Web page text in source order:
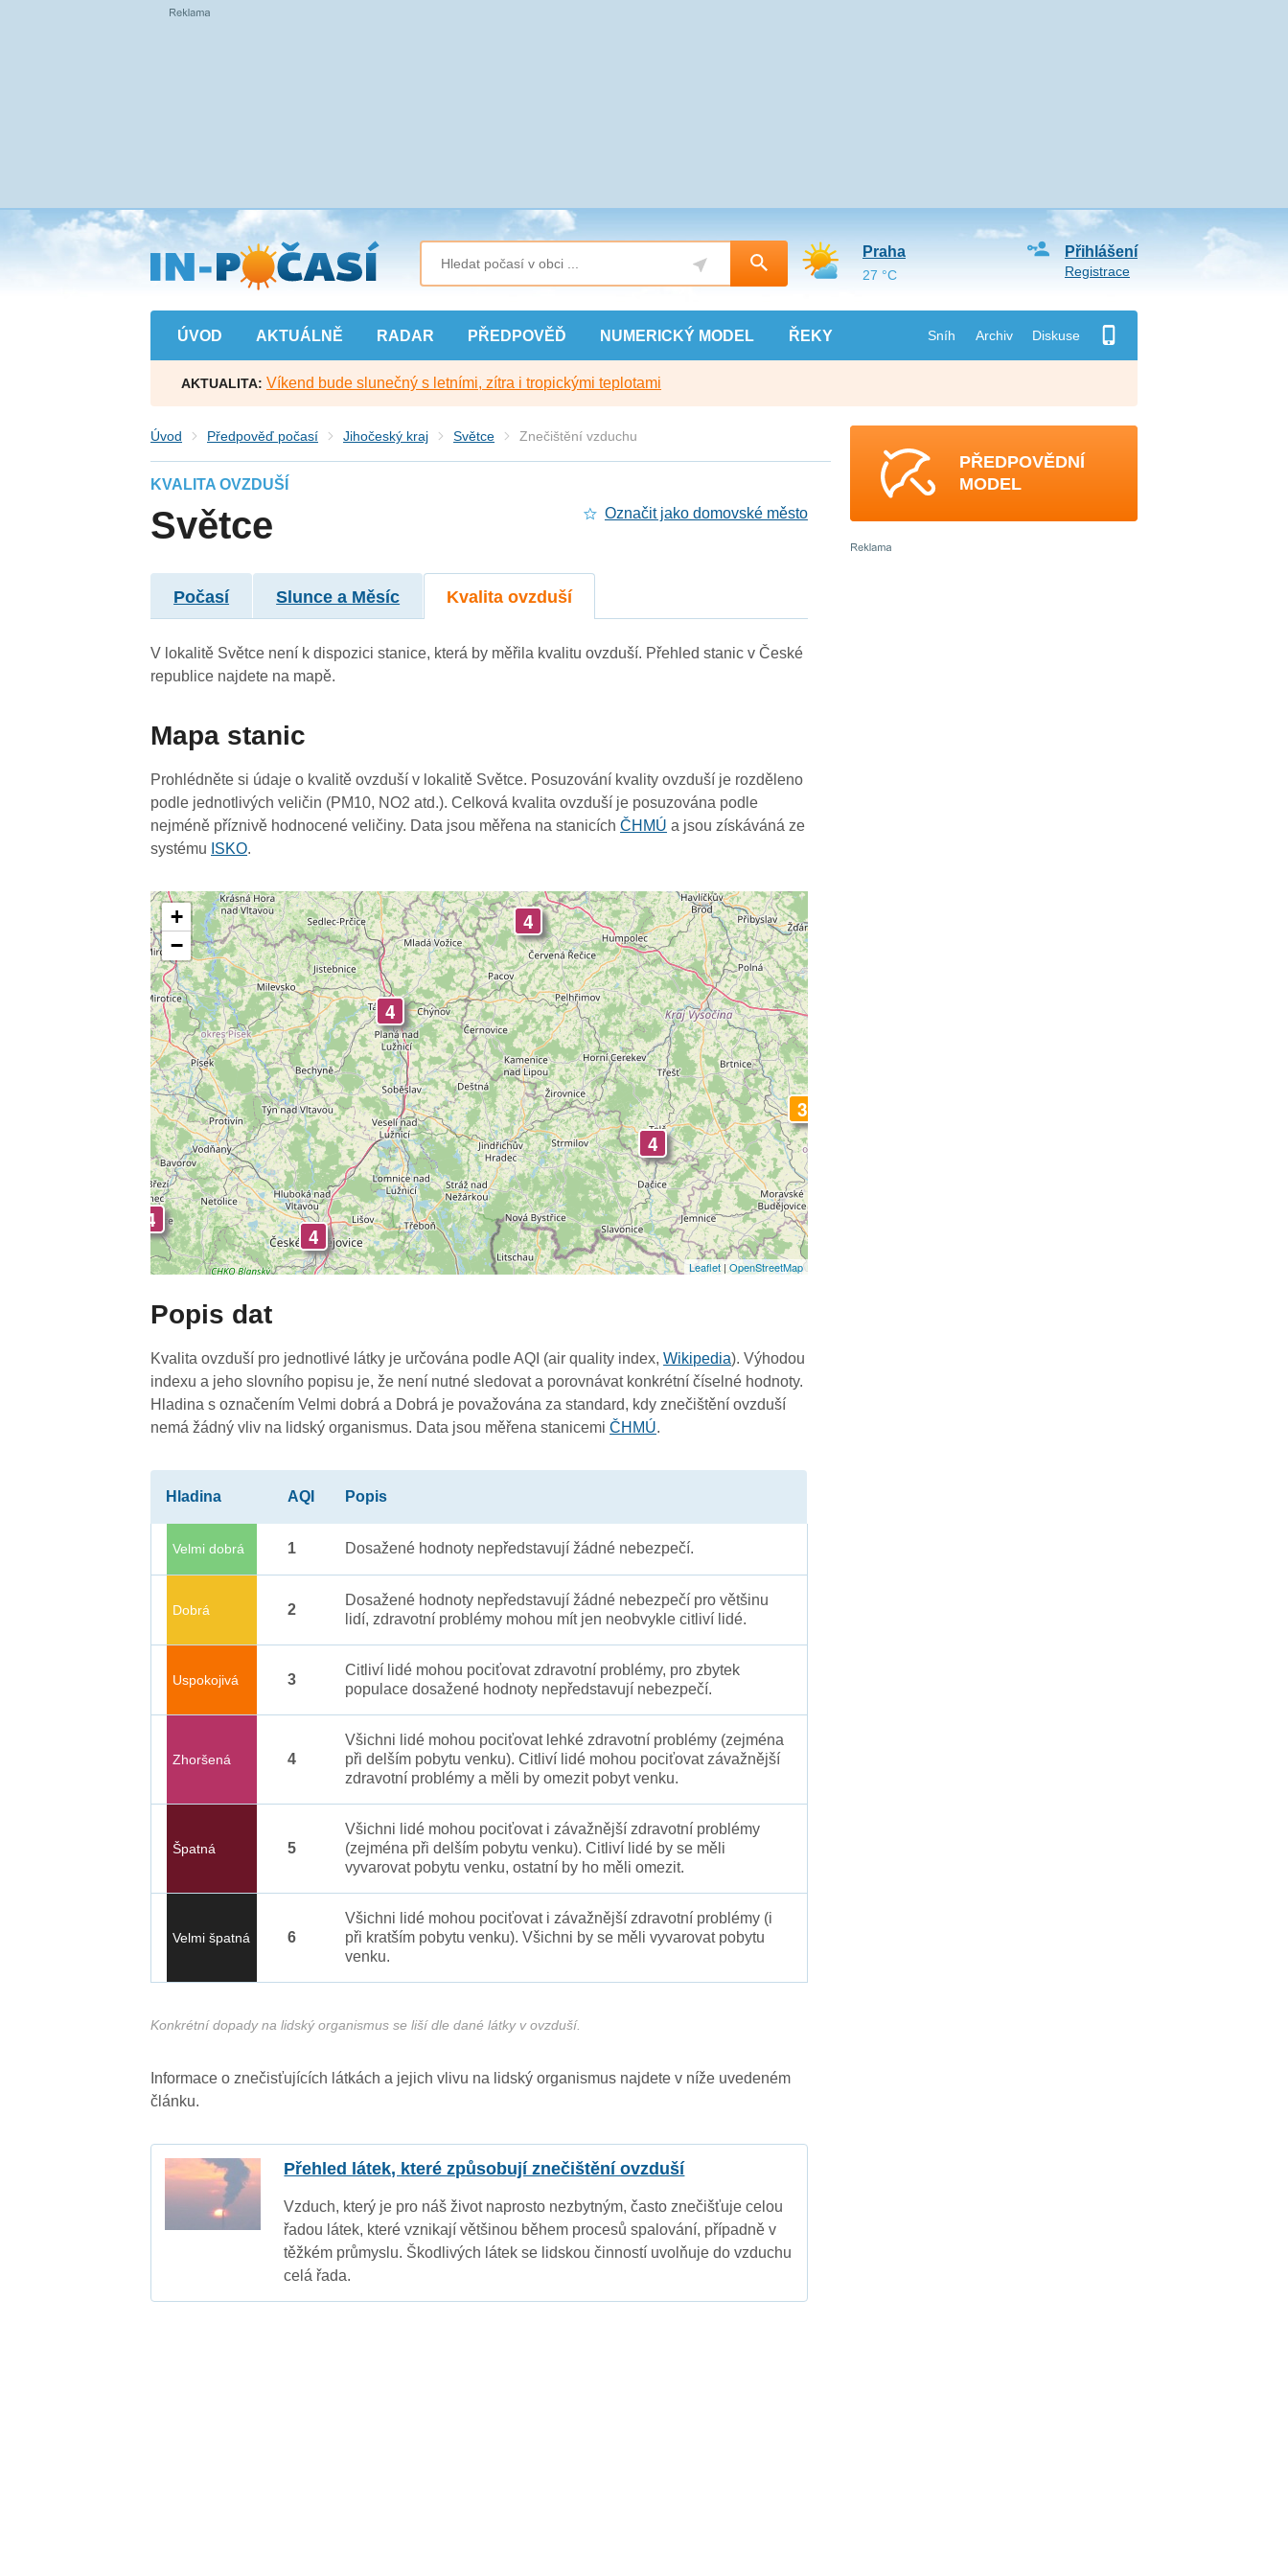
Přejít
na
hlavní
obsah
ÚVOD AKTUÁLNĚ RADAR PŘEDPOVĚĎ NUMERICKÝ MODEL ŘEKY Sníh Archiv Diskuse
Přihlášení
Registrace
Praha
27 °C
AKTUALITA: Víkend bude slunečný s letními, zítra i tropickými teplotami
Úvod Předpověď počasí Jihočeský kraj Světce Znečištění vzduchu
KVALITA OVZDUŠÍ
Světce Označit jako domovské město
Počasí Slunce a Měsíc Kvalita ovzduší
V lokalitě Světce není k dispozici stanice, která by měřila kvalitu ovzduší. Přehled stanic v České
republice najdete na mapě.
Mapa stanic
Prohlédněte si údaje o kvalitě ovzduší v lokalitě Světce. Posuzování kvality ovzduší je rozděleno
podle jednotlivých veličin (PM10, NO2 atd.). Celková kvalita ovzduší je posuzována podle
nejméně příznivě hodnocené veličiny. Data jsou měřena na stanicíchČHMÚ a jsou získáváná ze
systému ISKO.
3
4
4
4
4
4
4
4 4
4
44 4
4
4
4
4
4
4
4
4
+
−
Leaflet| OpenStreetMap
Popis dat
Kvalita ovzduší pro jednotlivé látky je určována podle AQI (air quality index,Wikipedia). Výhodou
indexu a jeho slovního popisu je, že není nutné sledovat a porovnávat konkrétní číselné hodnoty.
Hladina s označením Velmi dobrá a Dobrá je považována za standard, kdy znečištění ovzduší
nemá žádný vliv na lidský organismus. Data jsou měřena stanicemiČHMÚ.
Hladina AQI Popis
Velmi dobrá 1 Dosažené hodnoty nepředstavují žádné nebezpečí.
Dobrá 2
Dosažené hodnoty nepředstavují žádné nebezpečí pro většinu
lidí, zdravotní problémy mohou mít jen neobvykle citliví lidé.
Uspokojivá 3
Citliví lidé mohou pociťovat zdravotní problémy, pro zbytek
populace dosažené hodnoty nepředstavují nebezpečí.
Zhoršená 4
Všichni lidé mohou pociťovat lehké zdravotní problémy (zejména
při delším pobytu venku). Citliví lidé mohou pociťovat závažnější
zdravotní problémy a měli by omezit pobyt venku.
Špatná 5
Všichni lidé mohou pociťovat i závažnější zdravotní problémy
(zejména při delším pobytu venku). Citliví lidé by se měli
vyvarovat pobytu venku, ostatní by ho měli omezit.
Velmi špatná 6
Všichni lidé mohou pociťovat i závažnější zdravotní problémy (i
při kratším pobytu venku). Všichni by se měli vyvarovat pobytu
venku.
Konkrétní dopady na lidský organismus se liší dle dané látky v ovzduší.
Informace o znečisťujících látkách a jejich vlivu na lidský organismus najdete v níže uvedeném
článku.
Přehled látek, které způsobují znečištění ovzduší
Vzduch, který je pro náš život naprosto nezbytným, často znečišťuje celou
řadou látek, které vznikají většinou během procesů spalování, případně v
těžkém průmyslu. Škodlivých látek se lidskou činností uvolňuje do vzduchu
celá řada.
PŘEDPOVĚDNÍ
MODEL